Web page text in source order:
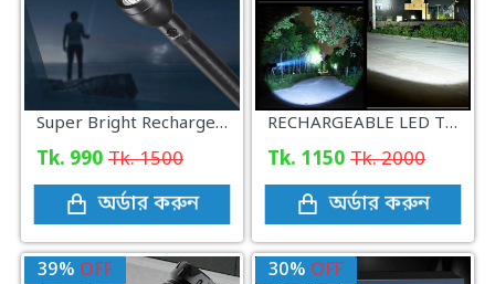
Super Bright Rechargeable LED Flashlight
Tk. 990 Tk. 1500
অর্ডার করুন
RECHARGEABLE LED TORCH LIGHT, WATERPROOF STRONG LED FLASHLIGHT WITH POWER BANK
Tk. 1150 Tk. 2000
অর্ডার করুন
39% OFF 30% OFF